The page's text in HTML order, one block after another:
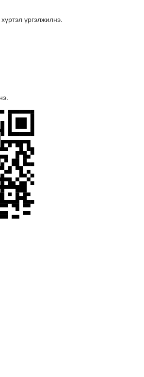
үргэлжилнэ.